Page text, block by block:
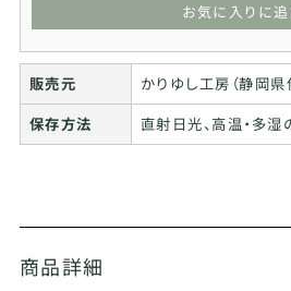
お気に入りに
販売元
かりゆし工房（静岡県
保存方法
直射日光、高温・多
商品詳細